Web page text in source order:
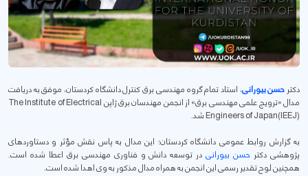
دکترحسن بیورانی، استاد تمام گروه مهندسی برق کنترل دانشگاه کردستان، موفق به دریافت
مدال «ترویج علمی مهندسی برق» از انجمن مهندسان برق ژاپن The Institute of Electrical
Engineers of Japan(IEEJ) شد.
به گزارش روابط عمومی دانشگاه کردستان؛ این مدال به پاس نقش مؤثر و دستاوردهای
پژوهشی دکتر حسن بیورانیدر توسعه دانش و فناوری مهندسی برق اعطا شده است.
همچنین لوح تقدیر رسمی این انجمن به همراه مدال مذکور به وی اهدا شده است.